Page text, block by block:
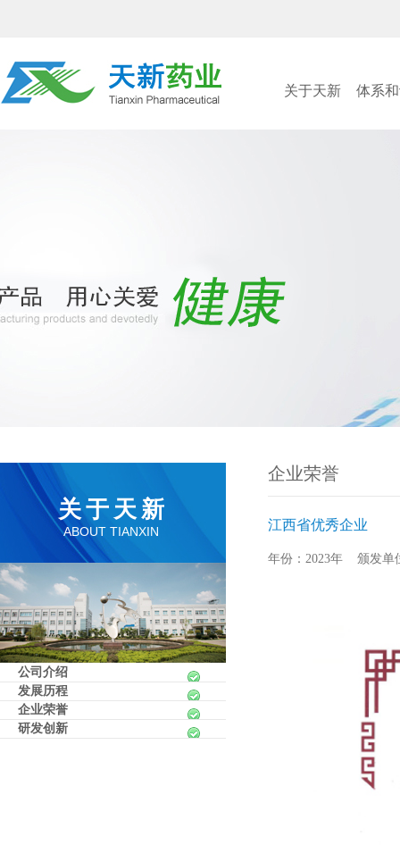
关于天新 体系
关于天新
ABOUT TIANXIN
公司介绍
发展历程
企业荣誉
研发创新
企业荣誉
江西省优秀企业
年份：2023年 颁发单